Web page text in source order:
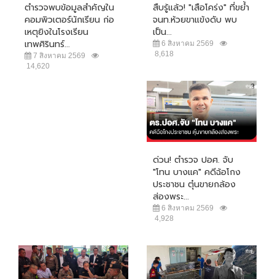
ตำรวจพบข้อมูลสำคัญใน
คอมพิวเตอร์นักเรียน ก่อ
เหตุยิงในโรงเรียน
เทพศิรินทร์...
7 สิงหาคม 2569
14,620
สืบรู้แล้ว! "เสือโคร่ง" ที่ขย้ำ
จนท.ห้วยขาแข้งดับ พบ
เป็น...
6 สิงหาคม 2569
8,618
ด่วน! ตำรวจ ปอศ. จับ
"โทน บางแค" คดีฉ้อโกง
ประชาชน ตุ๋นขายกล้อง
ส่องพระ...
6 สิงหาคม 2569
4,928